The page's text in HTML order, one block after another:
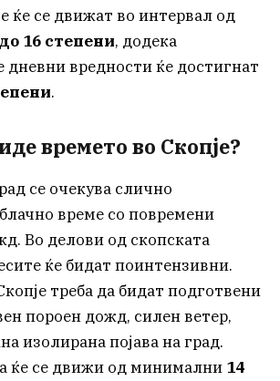
ќе се движат во интервал од
16 степени, додека
вредности ќе достигнат
.
времето во Скопје?
се очекува слично
време со повремени
Во делови од скопската
ќе бидат поинтензивни.
треба да бидат подготвени
пороен дожд, силен ветер,
изолирана појава на град.
ќе се движи од минимални 14